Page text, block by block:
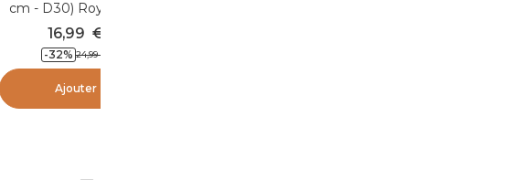
cm - D30) Royal Vert
sapin
16,99 €
-32% 24,99
Ajouter